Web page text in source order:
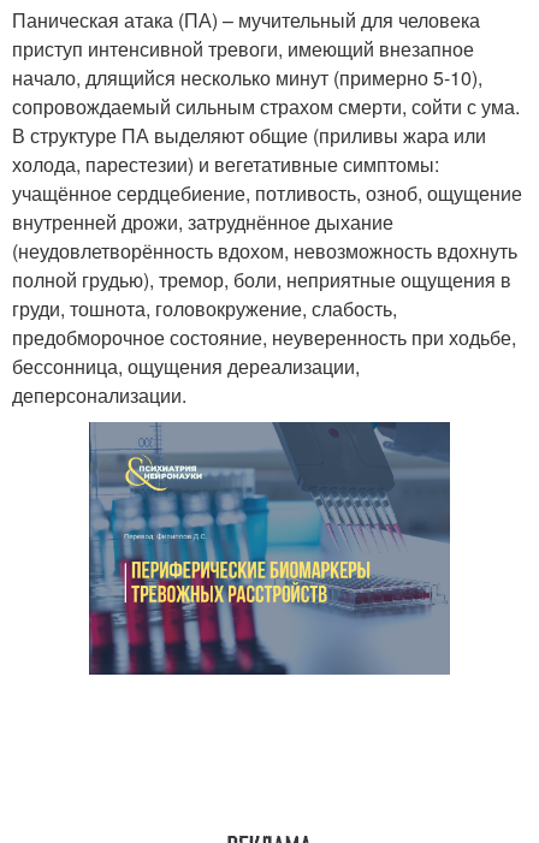
Паническая атака (ПА) – мучительный для человека
приступ интенсивной тревоги, имеющий внезапное
начало, длящийся несколько минут (примерно 5-10),
сопровождаемый сильным страхом смерти, сойти с ума.
В структуре ПА выделяют общие (приливы жара или
холода, парестезии) и вегетативные симптомы:
учащённое сердцебиение, потливость, озноб, ощущение
внутренней дрожи, затруднённое дыхание
(неудовлетворённость вдохом, невозможность вдохнуть
полной грудью), тремор, боли, неприятные ощущения в
груди, тошнота, головокружение, слабость,
предобморочное состояние, неуверенность при ходьбе,
бессонница, ощущения дереализации,
деперсонализации.